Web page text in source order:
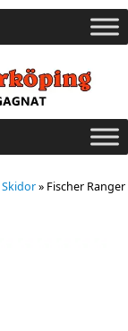
» Fischer Ranger